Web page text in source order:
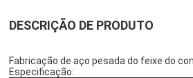
DESCRIÇÃO DE PRODUTO
Fabricação de aço pesada do feixe do
Especificação: